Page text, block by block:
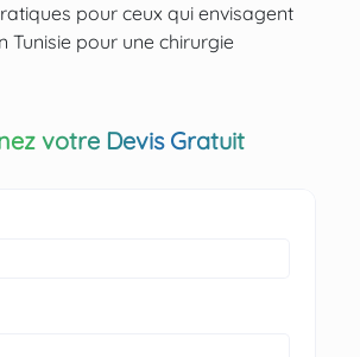
pour ceux qui envisagent
Tunisie pour une chirurgie
votre Devis Gratuit